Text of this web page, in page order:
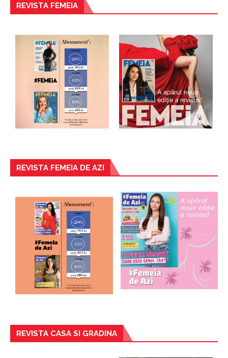
REVISTA FEMEIA
REVISTA FEMEIA DE AZI
REVISTA CASA SI GRADINA